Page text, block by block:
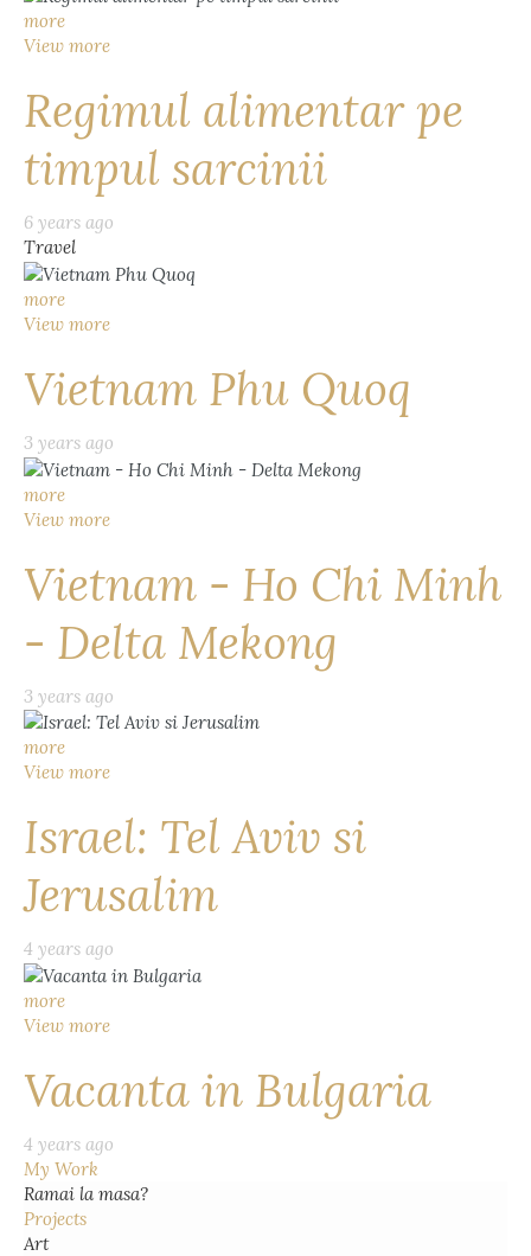
more
View more
Regimul alimentar pe
timpul sarcinii
6 years ago
Travel
more
View more
Vietnam Phu Quoq
3 years ago
more
View more
Vietnam - Ho Chi Minh
- Delta Mekong
3 years ago
more
View more
Israel: Tel Aviv si
Jerusalim
4 years ago
more
View more
Vacanta in Bulgaria
4 years ago
My Work
Ramai la masa?
Projects
Art